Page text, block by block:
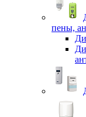
пены,